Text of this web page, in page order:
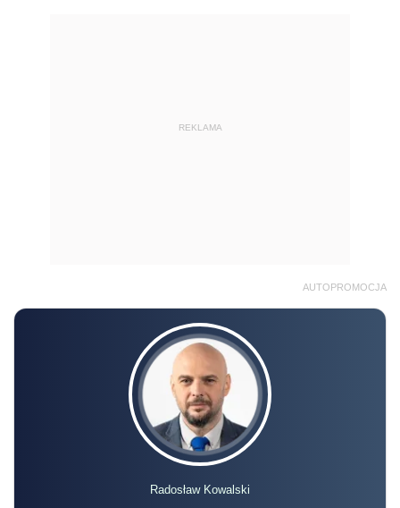
REKLAMA
AUTOPROMOCJA
Radosław Kowalski